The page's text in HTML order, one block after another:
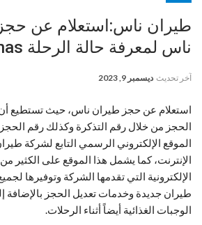
طيران ناس:استعلام عن
ناس لمعرفة حالة الرحلة Flynas
آخر تحديث ديسمبر 9, 2023
استعلام عن حجز طيران ناس، حيث تستطيع
الحجز من خلال رقم التذكرة وكذلك رقم
الموقع الإلكتروني الرسمي التابع لشركة
الإنترنت، كما يشمل هذا الموقع على الكثير
الإلكترونية التي تقدمها الشركة وتوفيرها
طيران جديدة وخدمات تعديل الحجز بالإضافة
الوجبات الغذائية أيضاً أثناء الرحلات.